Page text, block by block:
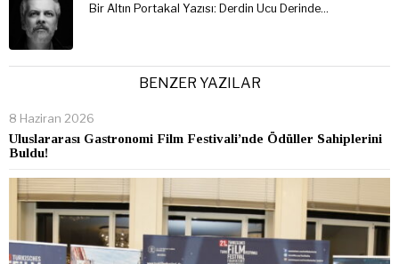
Bir Altın Portakal Yazısı: Derdin Ucu Derinde…
BENZER YAZILAR
8 Haziran 2026
Uluslararası Gastronomi Film Festivali’nde Ödüller Sahiplerini
Buldu!